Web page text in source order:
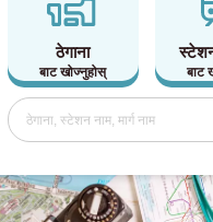
ठेगाना
बाट खोज्नुहोस् बाट